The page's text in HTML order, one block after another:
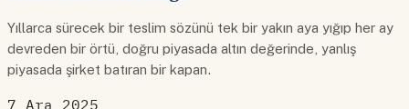
Yıllarca sürecek bir teslim sözünü tek bir yakın aya yığıp her ay
devreden bir örtü, doğru piyasada altın değerinde, yanlış
piyasada şirket batıran bir kapan.
7 Ara 2025